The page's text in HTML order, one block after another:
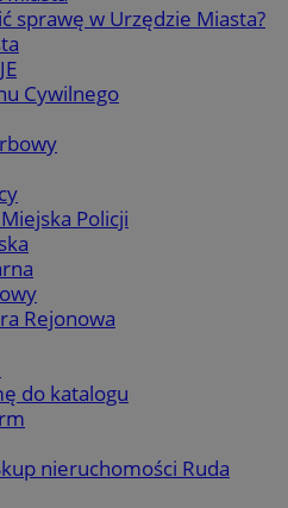
sprawę w Urzędzie Miasta?
Cywilnego
Policji
Rejonowa
do katalogu
nieruchomości Ruda